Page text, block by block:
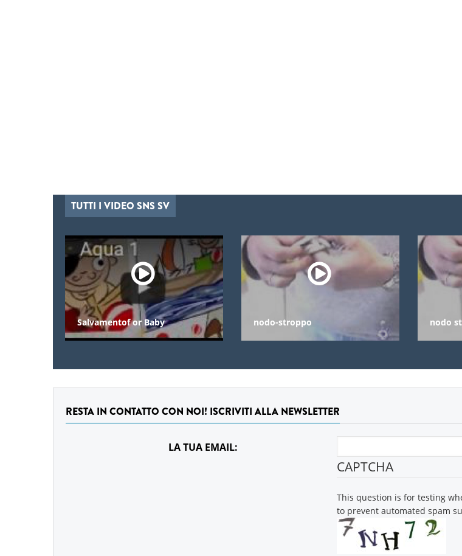
TUTTI I VIDEO SNS SV
Salvamentof or Baby nodo-stroppo nodo
RESTA IN CONTATTO CON NOI! ISCRIVITI ALLA NEWSLETTER
LA TUA EMAIL:
CAPTCHA
This question is for testing
to prevent automated spam